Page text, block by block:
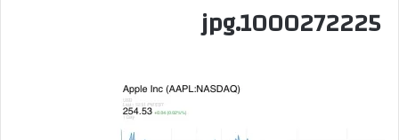
1000272225.jpg